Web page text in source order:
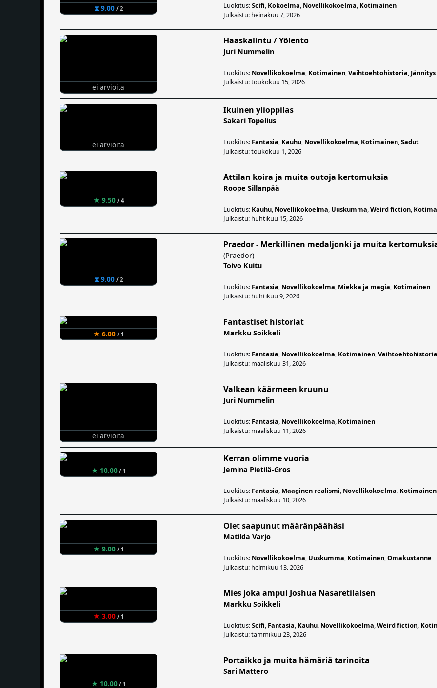
⧗ 9.00/ 2 Luokitus:Scifi, Kokoelma, Novellikokoelma, Kotimainen
Julkaistu: heinäkuu 7, 2026
ei arvioita
Haaskalintu / Yölento
Juri Nummelin
Luokitus: Novellikokoelma, Kotimainen,Vaihtoehtohistoria, Jännitys
Julkaistu: toukokuu 15, 2026
ei arvioita
Ikuinen ylioppilas
Sakari Topelius
Luokitus: Fantasia, Kauhu, Novellikokoelma, Kotimainen,Sadut
Julkaistu: toukokuu 1, 2026
★ 9.50/ 4
Attilan koira ja muita outoja kertomuksia
Roope Sillanpää
Luokitus: Kauhu, Novellikokoelma, Uuskumma,Weird fiction,
Julkaistu: huhtikuu 15, 2026
⧗ 9.00/ 2
Praedor - Merkillinen medaljonki ja muita
(Praedor)
Toivo Kuitu
Luokitus: Fantasia, Novellikokoelma, Miekka ja magia, Kotimainen
Julkaistu: huhtikuu 9, 2026
★ 6.00/ 1
Fantastiset historiat
Markku Soikkeli
Luokitus: Fantasia, Novellikokoelma, Kotimainen,Vaihtoehtohistoria
Julkaistu: maaliskuu 31, 2026
ei arvioita
Valkean käärmeen kruunu
Juri Nummelin
Luokitus: Fantasia, Novellikokoelma, Kotimainen
Julkaistu: maaliskuu 11, 2026
★ 10.00/ 1
Kerran olimme vuoria
Jemina Pietilä-Gros
Luokitus: Fantasia, Maaginen realismi, Novellikokoelma, Kotimainen
Julkaistu: maaliskuu 10, 2026
★ 9.00/ 1
Olet saapunut määränpäähäsi
Matilda Varjo
Luokitus: Novellikokoelma, Uuskumma, Kotimainen,Omakustanne
Julkaistu: helmikuu 13, 2026
★ 3.00/ 1
Mies joka ampui Joshua Nasaretilaisen
Markku Soikkeli
Luokitus:Scifi, Fantasia, Kauhu, Novellikokoelma,Weird fiction,
Julkaistu: tammikuu 23, 2026
★ 10.00/ 1
Portaikko ja muita hämäriä tarinoita
Sari Mattero